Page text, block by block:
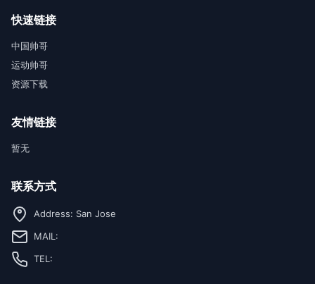
快速链接
中国帅哥
运动帅哥
资源下载
友情链接
暂无
联系方式
Address: San Jose
MAIL:
TEL: